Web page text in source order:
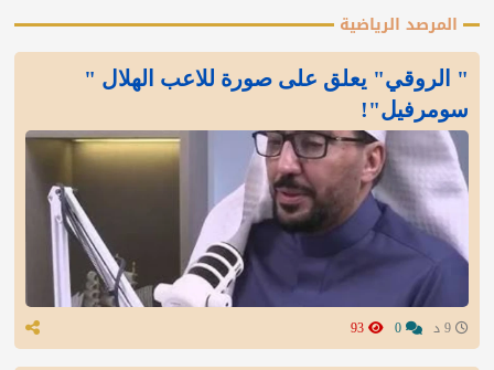
المرصد الرياضية
" الروقي" يعلق على صورة للاعب الهلال "
سومرفيل"!